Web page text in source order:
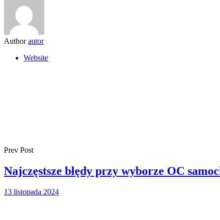
Author autor
Website
Prev Post
Najczęstsze błędy przy wyborze OC
13 listopada 2024